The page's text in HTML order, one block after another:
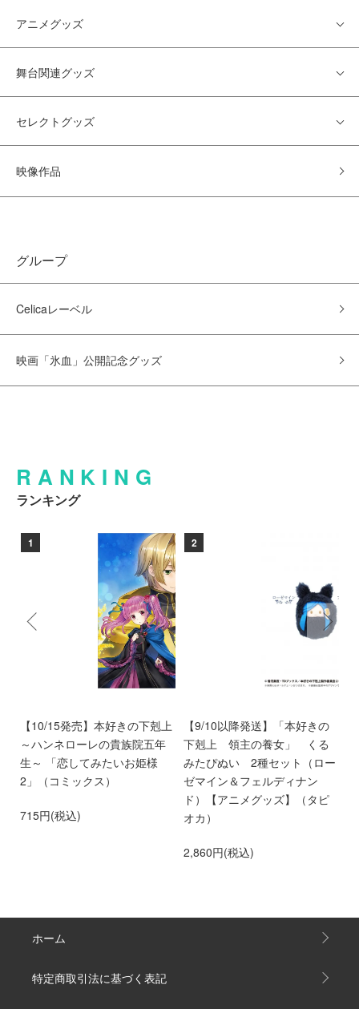
アニメグッズ
舞台関連グッズ
セレクトグッズ
映像作品
グループ
Celicaレーベル
映画「氷血」公開記念グッズ
RANKING
ランキング
1
【10/15発売】本好きの下剋上
～ハンネローレの貴族院五年
生～ 「恋してみたいお姫様
2」（コミックス）
715円(税込)
2
【9/10以降発送】「本好きの
下剋上 領主の養女」 くる
みたぴぬい 2種セット（ロー
ゼマイン＆フェルディナン
ド）【アニメグッズ】（タピ
オカ）
2,860円(税込)
ホーム
特定商取引法に基づく表記